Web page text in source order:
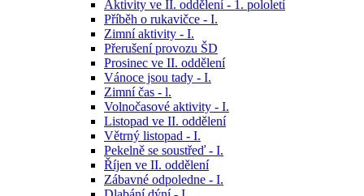
Aktivity ve II. oddělení - 1. pololetí
Příběh o rukavičce - I.
Zimní aktivity - I.
Přerušení provozu ŠD
Prosinec ve II. oddělení
Vánoce jsou tady - I.
Zimní čas - l.
Volnočasové aktivity - I.
Listopad ve II. oddělení
Větrný listopad - I.
Pekelně se soustřeď - I.
Říjen ve II. oddělení
Zábavné odpoledne - I.